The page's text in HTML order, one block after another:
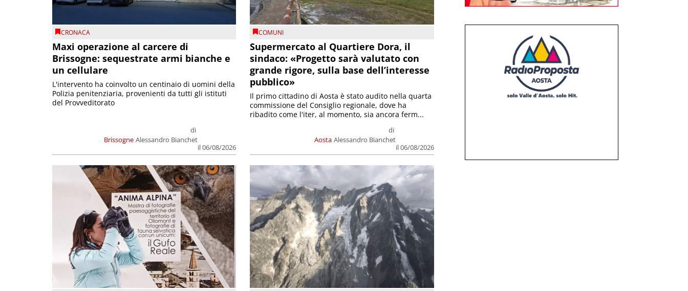
CRONACA
Maxi operazione al carcere di
Brissogne: sequestrate armi bianche e
un cellulare
Brissogne
di
Alessandro Bianchet
il 06/08/2026
L'intervento ha coinvolto un centinaio di uomini della
Polizia penitenziaria, provenienti da tutti gli istituti
del Provveditorato
COMUNI
Supermercato al Quartiere Dora, il
sindaco: «Progetto sarà valutato con
grande rigore, sulla base dell’interesse
pubblico»
Aosta
di
Alessandro Bianchet
il 06/08/2026
Il primo cittadino di Aosta è stato audito nella quarta
commissione del Consiglio regionale, dove ha
ribadito come l'iter, al momento, sia ancora ferm...